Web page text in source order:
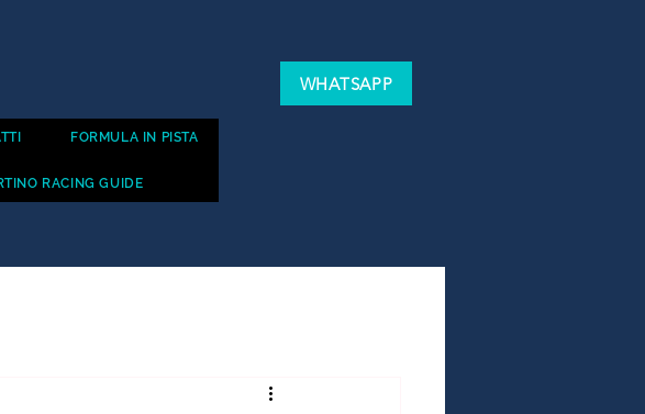
FORMULA IN PISTA
RACING GUIDE
WHATSAPP